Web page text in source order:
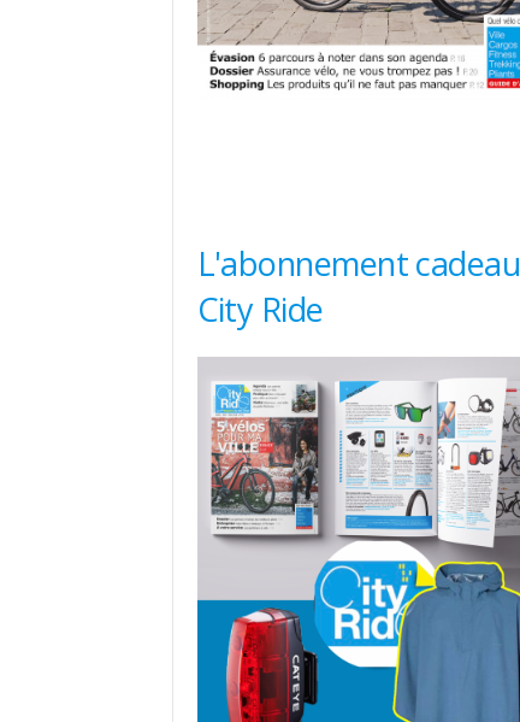
L'abonnement cadeau
City Ride